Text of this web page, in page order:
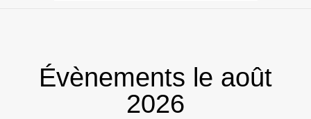
Évènements le août
2026